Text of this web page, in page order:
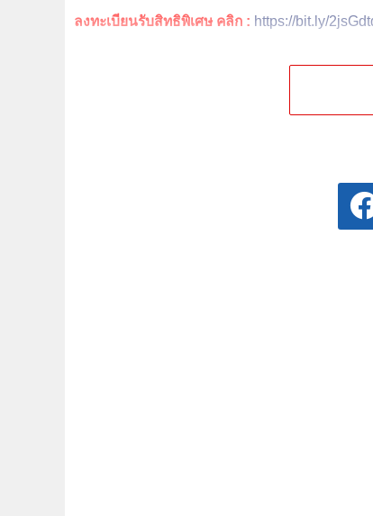
ลงทะเบียนรับสิทธิพิเศษ คลิก : https://bit.ly/